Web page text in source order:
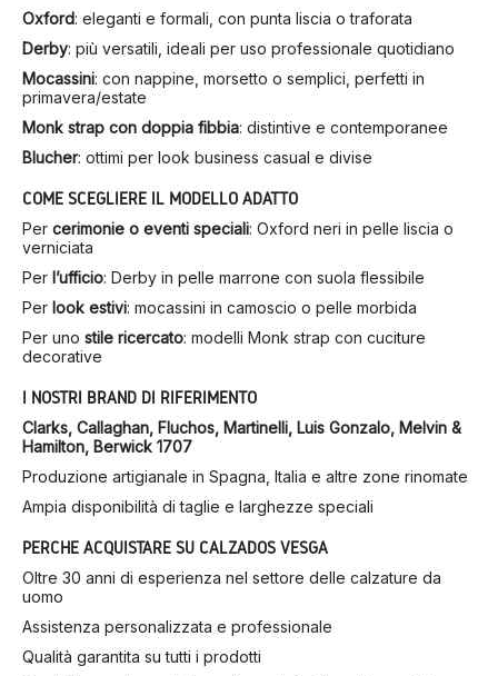
Oxford: eleganti e formali, con punta liscia o traforata
Derby: più versatili, ideali per uso professionale quotidiano
Mocassini: con nappine, morsetto o semplici, perfetti in
primavera/estate
Monk strap con doppia fibbia: distintive e contemporanee
Blucher: ottimi per look business casual e divise
COME SCEGLIERE IL MODELLO ADATTO
Per cerimonie o eventi speciali: Oxford neri in pelle liscia o
verniciata
Per l’ufficio: Derby in pelle marrone con suola flessibile
Per look estivi: mocassini in camoscio o pelle morbida
Per uno stile ricercato: modelli Monk strap con cuciture
decorative
I NOSTRI BRAND DI RIFERIMENTO
Clarks, Callaghan, Fluchos, Martinelli, Luis Gonzalo, Melvin &
Hamilton, Berwick 1707
Produzione artigianale in Spagna, Italia e altre zone rinomate
Ampia disponibilità di taglie e larghezze speciali
PERCHÉ ACQUISTARE SU CALZADOS VESGA
Oltre 30 anni di esperienza nel settore delle calzature da
uomo
Assistenza personalizzata e professionale
Qualità garantita su tutti i prodotti